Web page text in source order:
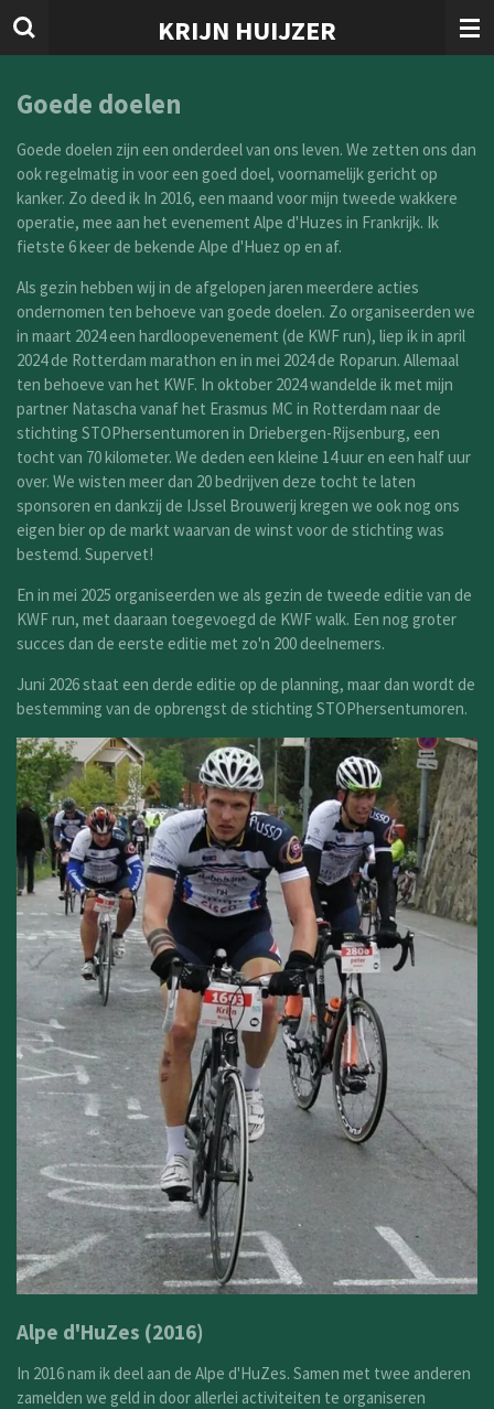
Ga
de
hoofdinhoud
KRIJN HUIJZER
Goede doelen
Goede doelen zijn een onderdeel van ons leven. We zetten ons dan
ook regelmatig in voor een goed doel, voornamelijk gericht op
kanker. Zo deed ik In 2016, een maand voor mijn tweede wakkere
operatie, mee aan het evenement Alpe d'Huzes in Frankrijk. Ik
fietste 6 keer de bekende Alpe d'Huez op en af.
Als gezin hebben wij in de afgelopen jaren meerdere acties
ondernomen ten behoeve van goede doelen. Zo organiseerden we
in maart 2024 een hardloopevenement (de KWF run), liep ik in april
2024 de Rotterdam marathon en in mei 2024 de Roparun. Allemaal
ten behoeve van het KWF. In oktober 2024 wandelde ik met mijn
partner Natascha vanaf het Erasmus MC in Rotterdam naar de
stichting STOPhersentumoren in Driebergen-Rijsenburg, een
tocht van 70 kilometer. We deden een kleine 14 uur en een half uur
over. We wisten meer dan 20 bedrijven deze tocht te laten
sponsoren en dankzij de IJssel Brouwerij kregen we ook nog ons
eigen bier op de markt waarvan de winst voor de stichting was
bestemd. Supervet!
En in mei 2025 organiseerden we als gezin de tweede editie van de
KWF run, met daaraan toegevoegd de KWF walk. Een nog groter
succes dan de eerste editie met zo'n 200 deelnemers.
Juni 2026 staat een derde editie op de planning, maar dan wordt de
bestemming van de opbrengst de stichting STOPhersentumoren.
Alpe d'HuZes (2016)
In 2016 nam ik deel aan de Alpe d'HuZes. Samen met twee anderen
zamelden we geld in door allerlei activiteiten te organiseren